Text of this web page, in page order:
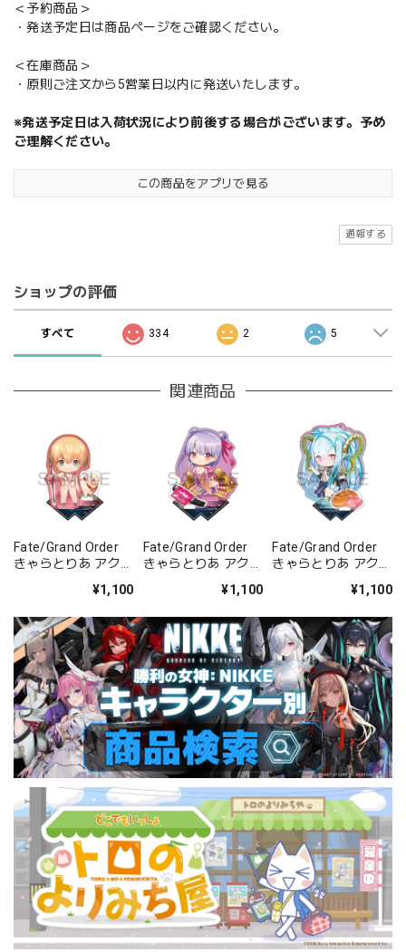
＜予約商品＞
・発送予定日は商品ページをご確認ください。
＜在庫商品＞
・原則ご注文から5営業日以内に発送いたします。
※発送予定日は入荷状況により前後する場合がございます。予め
ご理解ください。
この商品をアプリで見る
通報する
ショップの評価
すべて 334 2 5
関連商品
Fate/Grand Order
きゃらとりあ アクリ
¥1,100
Fate/Grand Order
きゃらとりあ アクリ
ー/パッションリッ
¥1,100
Fate/Grand Order
きゃらとりあ アクリ
ー/ラーヴァ/ティア
¥1,100